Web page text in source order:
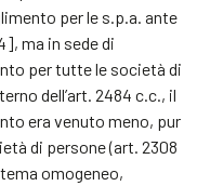
per le s.p.a. ante
ma in sede di
per tutte le società di
dell’art. 2484 c.c., il
era venuto meno, pur
di persone (art. 2308
omogeneo,